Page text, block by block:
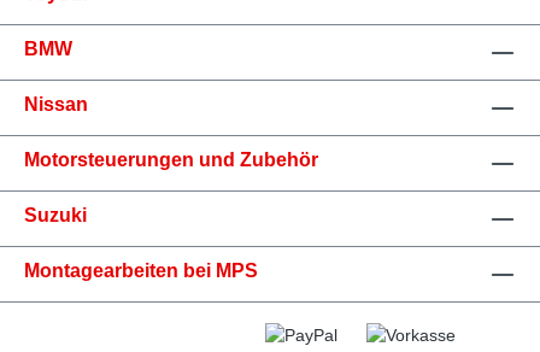
BMW
Nissan
Motorsteuerungen und Zubehör
Suzuki
Montagearbeiten bei MPS